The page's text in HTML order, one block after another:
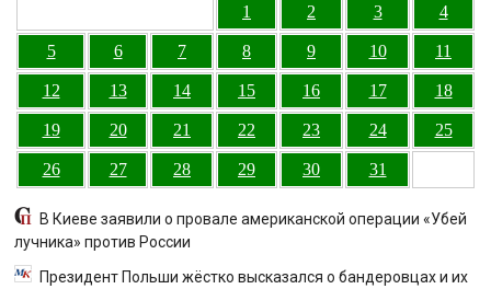
1
2 3 4
5 6 7 8 9 10 11
12 13 14 15 16 17 18
19 20 21 22 23 24 25
26 27 28 29 30 31
В Киеве заявили о провале американской операции «Убей
лучника» против России
Президент Польши жёстко высказался о бандеровцах и их